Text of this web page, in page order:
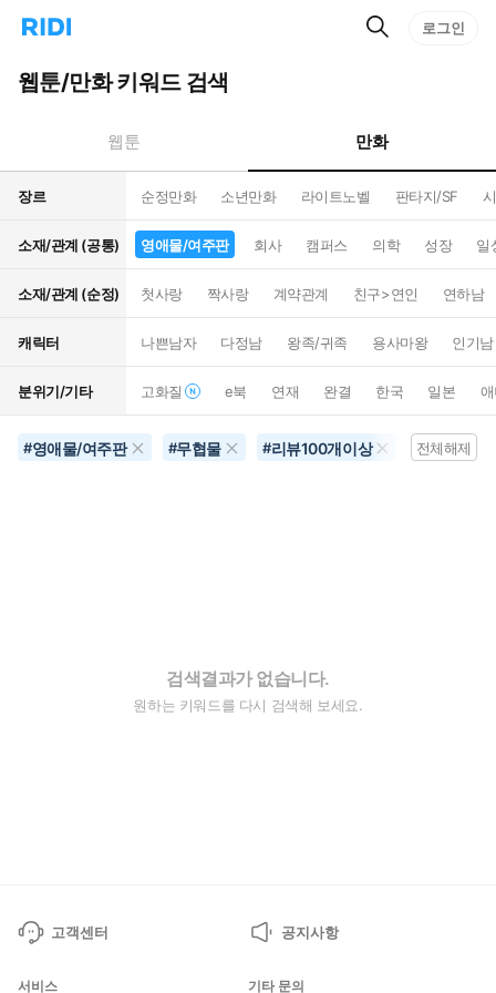
리
홈
으
턴
트
검
로그인
웹툰/만화 키워드 검색
웹툰 만화
장르 순정만화 소년만화 라이트노벨 판타지/SF
소재/관계 (공통) 영애물/여주판 회사 캠퍼스 의학 성장 일
소재/관계 (순정) 첫사랑 짝사랑 계약관계 친구>연인 연하남
캐릭터 나쁜남자 다정남 왕족/귀족 용사마왕 인기남
분위기/기타 고화질 e북 연재 완결 한국 일본
#영애물/여주판 #무협물 #리뷰100개이상 #동물
전체해제
검색결과가 없습니다.
원하는 키워드를 다시 검색해 보세요.
고객센터 공지사항
서비스 기타 문의